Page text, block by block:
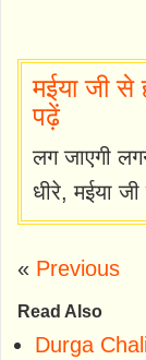
मईया जी से
पढ़ें
लग जाएगी
धीरे, मईया
« Previous
Read Also
Durga